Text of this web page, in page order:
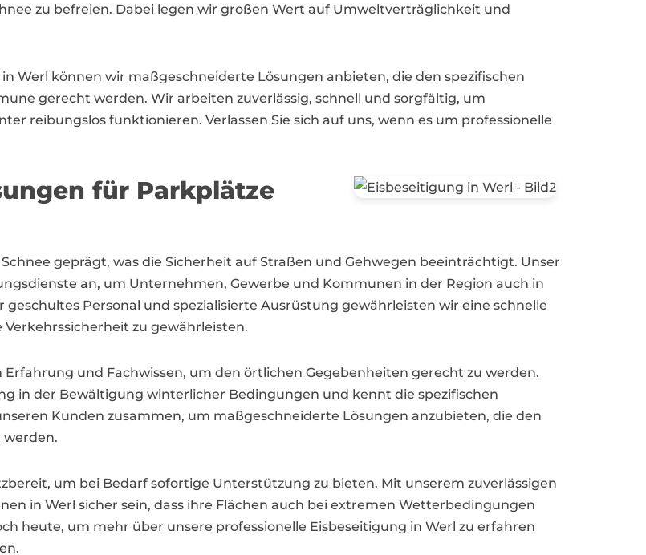
zu befreien. Dabei legen wir großen Wert auf Umweltverträglichkeit und
Werl können wir maßgeschneiderte Lösungen anbieten, die den spezifischen
gerecht werden. Wir arbeiten zuverlässig, schnell und sorgfältig, um
reibungslos funktionieren. Verlassen Sie sich auf uns, wenn es um professionelle
für Parkplätze
geprägt, was die Sicherheit auf Straßen und Gehwegen beeinträchtigt. Unser
an, um Unternehmen, Gewerbe und Kommunen in der Region auch in
Personal und spezialisierte Ausrüstung gewährleisten wir eine schnelle
zu gewährleisten.
und Fachwissen, um den örtlichen Gegebenheiten gerecht zu werden.
in der Bewältigung winterlicher Bedingungen und kennt die spezifischen
Kunden zusammen, um maßgeschneiderte Lösungen anzubieten, die den
um bei Bedarf sofortige Unterstützung zu bieten. Mit unserem zuverlässigen
in Werl sicher sein, dass ihre Flächen auch bei extremen Wetterbedingungen
heute, um mehr über unsere professionelle Eisbeseitigung in Werl zu erfahren